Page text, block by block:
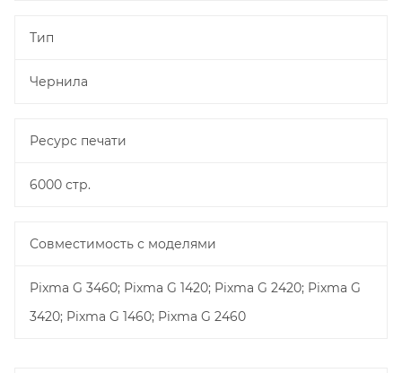
Тип
Чернила
Ресурс печати
6000 стр.
Совместимость с моделями
Pixma G 3460; Pixma G 1420; Pixma G 2420; Pixma G
3420; Pixma G 1460; Pixma G 2460